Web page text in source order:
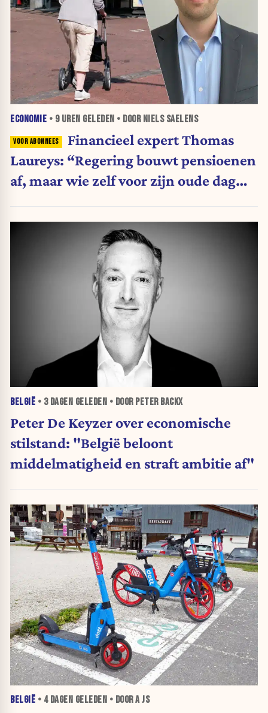
ECONOMIE • 9 UREN GELEDEN • DOOR NIELS SAELENS
Financieel expert Thomas
Laureys: “Regering bouwt pensioenen
af, maar wie zelf voor zijn oude dag
BELGIË • 3 DAGEN GELEDEN • DOOR PETER BACKX
Peter De Keyzer over economische
stilstand: "België beloont
middelmatigheid en straft ambitie af"
BELGIË • 4 DAGEN GELEDEN • DOOR A JS